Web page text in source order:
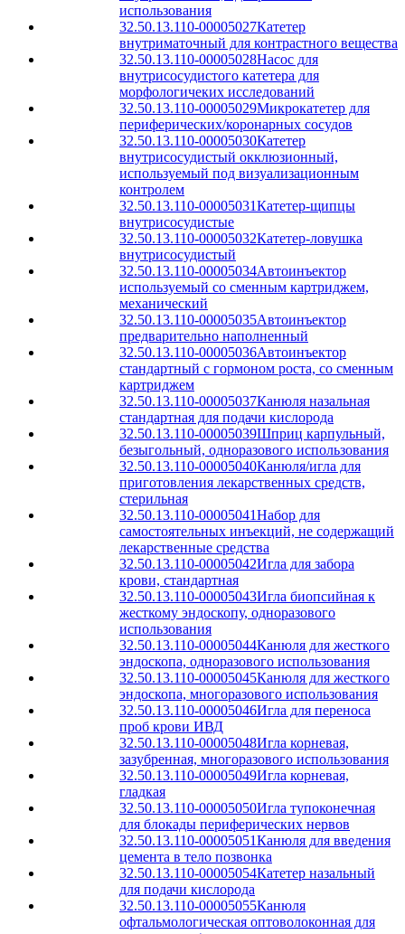
использования
32.50.13.110-00005027Катетер
внутриматочный для контрастного вещества
32.50.13.110-00005028Насос для
внутрисосудистого катетера для
морфологичеких исследований
32.50.13.110-00005029Микрокатетер для
периферических/коронарных сосудов
32.50.13.110-00005030Катетер
внутрисосудистый окклюзионный,
используемый под визуализационным
контролем
32.50.13.110-00005031Катетер-щипцы
внутрисосудистые
32.50.13.110-00005032Катетер-ловушка
внутрисосудистый
32.50.13.110-00005034Автоинъектор
используемый со сменным картриджем,
механический
32.50.13.110-00005035Автоинъектор
предварительно наполненный
32.50.13.110-00005036Автоинъектор
стандартный с гормоном роста, со сменным
картриджем
32.50.13.110-00005037Канюля назальная
стандартная для подачи кислорода
32.50.13.110-00005039Шприц карпульный,
безыгольный, одноразового использования
32.50.13.110-00005040Канюля/игла для
приготовления лекарственных средств,
стерильная
32.50.13.110-00005041Набор для
самостоятельных инъекций, не содержащий
лекарственные средства
32.50.13.110-00005042Игла для забора
крови, стандартная
32.50.13.110-00005043Игла биопсийная к
жесткому эндоскопу, одноразового
использования
32.50.13.110-00005044Канюля для жесткого
эндоскопа, одноразового использования
32.50.13.110-00005045Канюля для жесткого
эндоскопа, многоразового использования
32.50.13.110-00005046Игла для переноса
проб крови ИВД
32.50.13.110-00005048Игла корневая,
зазубренная, многоразового использования
32.50.13.110-00005049Игла корневая,
гладкая
32.50.13.110-00005050Игла тупоконечная
для блокады периферических нервов
32.50.13.110-00005051Канюля для введения
цемента в тело позвонка
32.50.13.110-00005054Катетер назальный
для подачи кислорода
32.50.13.110-00005055Канюля
офтальмологическая оптоволоконная для